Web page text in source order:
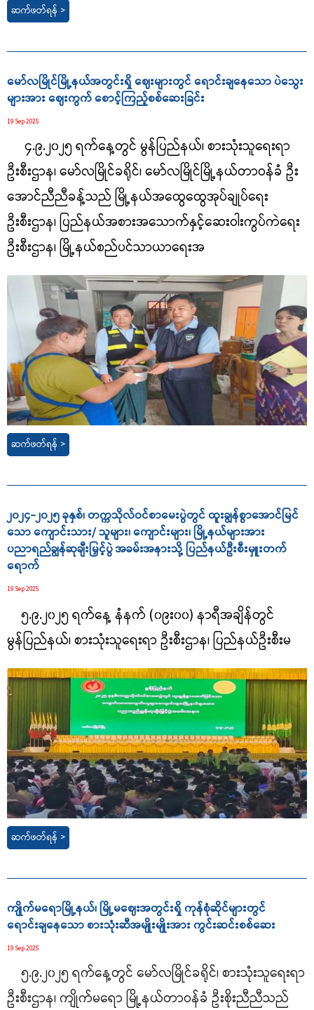
ဆက်ဖတ်ရန် >
မော်လမြိုင်မြို့နယ်အတွင်းရှိ ဈေးများတွင် ရောင်းချနေသော ပဲသွေး
များအား ဈေးကွက် စောင့်ကြည့်စစ်ဆေးခြင်း
19 Sep 2025
၄.၉.၂၀၂၅ ရက်‌နေ့တွင် မွန်ပြည်နယ်၊ စားသုံးသူရေးရာ
ဦးစီးဌာန၊ မော်လမြိုင်ခရိုင်၊ မော်လမြိုင်မြို့နယ်တာဝန်ခံ ဦး
အောင်ညီညီခန့်သည် မြို့နယ်အထွေထွေအုပ်ချုပ်ရေး
ဦးစီးဌာန၊ ပြည်နယ်အစားအသောက်နှင့်ဆေးဝါးကွပ်ကဲရေး
ဦးစီးဌာန၊ မြို့နယ်စည်ပင်သာယာရေးအ
ဆက်ဖတ်ရန် >
၂၀၂၄-၂၀၂၅ ခုနှစ်၊ တက္ကသိုလ်ဝင်စာမေးပွဲတွင် ထူးချွန်စွာအောင်မြင်
သော ကျောင်းသား/ သူများ၊ ကျောင်းများ၊ မြို့နယ်များအား
ပညာရည်ချွန်ဆုချီးမြှင့်ပွဲ အခမ်းအနားသို့ ပြည်နယ်ဦးစီးမှူးတက်
ရောက်
19 Sep 2025
၅.၉.၂၀၂၅ ရက်နေ့ နံနက် (၀၉း၀၀) နာရီအချိန်တွင်
မွန်ပြည်နယ်၊ စားသုံးသူရေးရာ ဦးစီးဌာန၊ ပြည်နယ်ဦးစီးမ
ဆက်ဖတ်ရန် >
ကျိုက်မရောမြို့နယ်၊ မြို့မဈေးအတွင်းရှိ ကုန်စုံဆိုင်များတွင်
ရောင်းချနေသော စားသုံးဆီအမျိုးမျိုးအား ကွင်းဆင်းစစ်ဆေး
19 Sep 2025
၅.၉.၂၀၂၅ ရက်နေ့တွင် မော်လမြိုင်ခရိုင်၊ စားသုံးသူရေးရာ
ဦးစီးဌာန၊ ကျိုက်မရော မြို့နယ်တာဝန်ခံ ဦးစိုးညီညီသည်